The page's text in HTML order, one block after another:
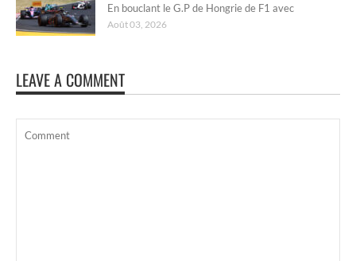
En bouclant le G.P de Hongrie de F1 avec
Août 03, 2026
LEAVE A COMMENT